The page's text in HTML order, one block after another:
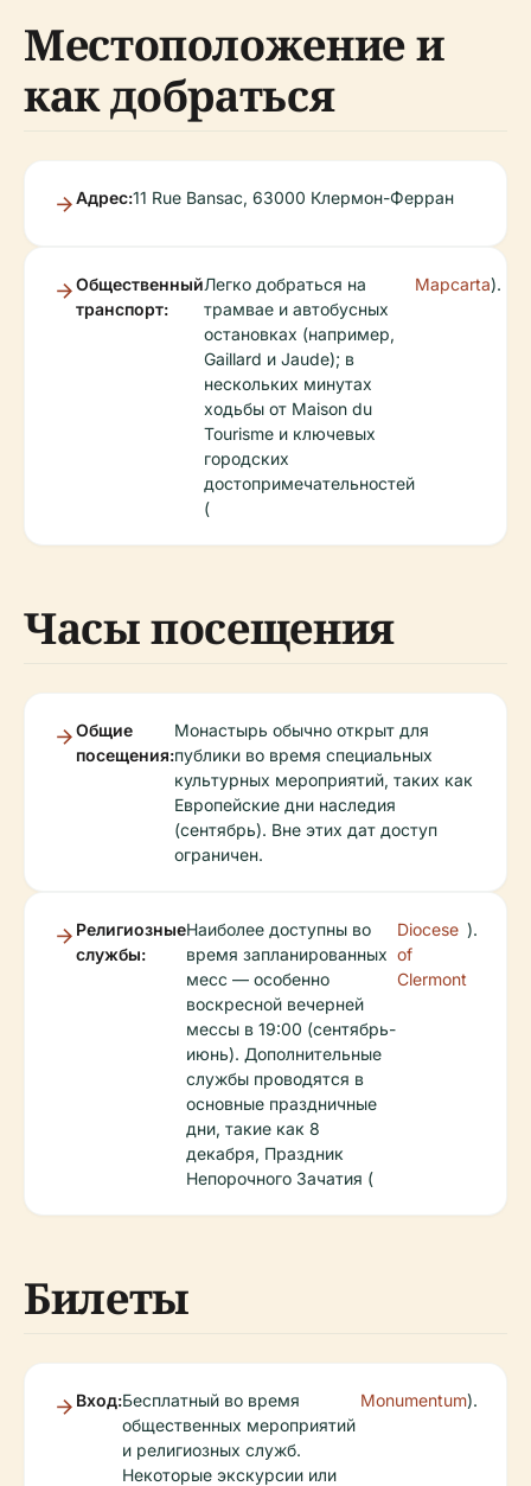
Местоположение и
как добраться
Адрес:11 Rue Bansac, 63000 Клермон-Ферран
Общественный
транспорт:
Легко добраться на
трамвае и автобусных
остановках (например,
Gaillard и Jaude); в
нескольких минутах
ходьбы от Maison du
Tourisme и ключевых
городских
достопримечательностей
(
Mapcarta).
Часы посещения
Общие
посещения:
Монастырь обычно открыт для
публики во время специальных
культурных мероприятий, таких как
Европейские дни наследия
(сентябрь). Вне этих дат доступ
ограничен.
Религиозные
службы:
Наиболее доступны во
время запланированных
месс — особенно
воскресной вечерней
мессы в 19:00 (сентябрь-
июнь). Дополнительные
службы проводятся в
основные праздничные
дни, такие как 8
декабря, Праздник
Непорочного Зачатия (
Diocese
of
Clermont
).
Билеты
Вход:Бесплатный во время
общественных мероприятий
и религиозных служб.
Некоторые экскурсии или
Monumentum).